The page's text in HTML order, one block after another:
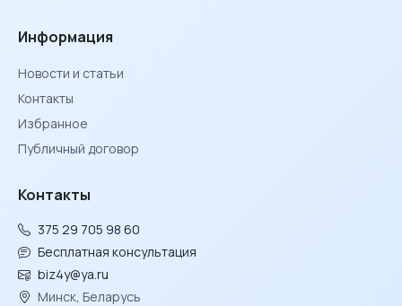
Информация
Новости и статьи
Контакты
Избранное
Публичный договор
Контакты
375 29 705 98 60
Бесплатная консультация
biz4y@ya.ru
Минск, Беларусь